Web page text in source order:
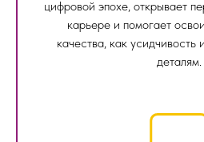
цифровой эпохе, открывает
карьере и помогает
качества, как усидчивость
деталям.